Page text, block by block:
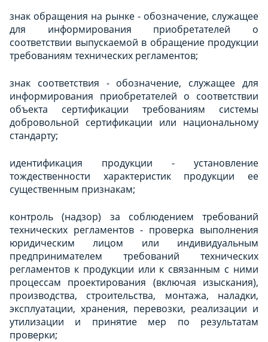
знак обращения на рынке - обозначение, служащее
для информирования приобретателей о
соответствии выпускаемой в обращение продукции
требованиям технических регламентов;
знак соответствия - обозначение, служащее для
информирования приобретателей о соответствии
объекта сертификации требованиям системы
добровольной сертификации или национальному
стандарту;
идентификация продукции - установление
тождественности характеристик продукции ее
существенным признакам;
контроль (надзор) за соблюдением требований
технических регламентов - проверка выполнения
юридическим лицом или индивидуальным
предпринимателем требований технических
регламентов к продукции или к связанным с ними
процессам проектирования (включая изыскания),
производства, строительства, монтажа, наладки,
эксплуатации, хранения, перевозки, реализации и
утилизации и принятие мер по результатам
проверки;